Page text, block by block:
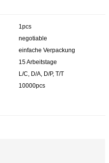
1pcs
negotiable
einfache Verpackung
15 Arbeitstage
L/C, D/A, D/P, T/T
10000pcs